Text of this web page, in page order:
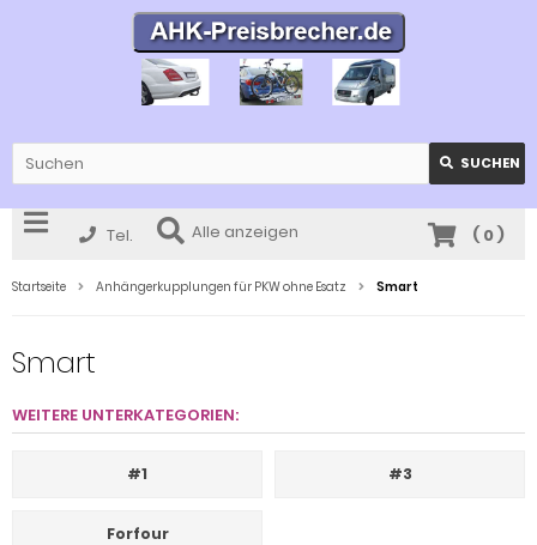
SUCHEN
Tel. Alle anzeigen ( 0)
Startseite Anhängerkupplungen für PKW ohne Esatz Smart
Smart
WEITERE UNTERKATEGORIEN:
#1 #3
Forfour